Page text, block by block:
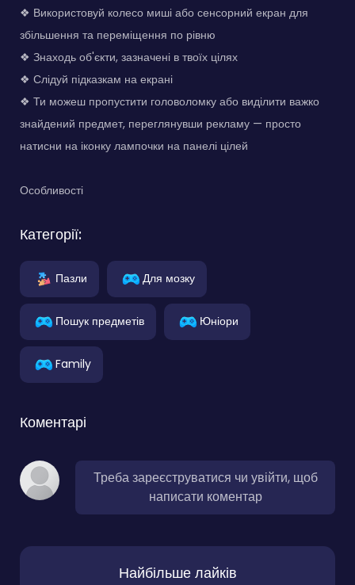
❖ Використовуй колесо миші або сенсорний екран для
збільшення та переміщення по рівню
❖ Знаходь об'єкти, зазначені в твоїх цілях
❖ Слідуй підказкам на екрані
❖ Ти можеш пропустити головоломку або виділити важко
знайдений предмет, переглянувши рекламу — просто
натисни на іконку лампочки на панелі цілей
Особливості
Категорії:
Пазли Для мозку
Пошук предметів Юніори
Family
Коментарі
Треба зареєструватися чи увійти, щоб
написати коментар
Найбільше лайків